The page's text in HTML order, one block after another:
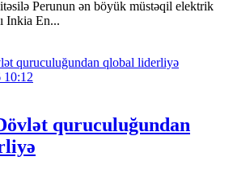
Perunun ən böyük müstəqil elektrik
Inkia En...
10:12
quruculuğundan